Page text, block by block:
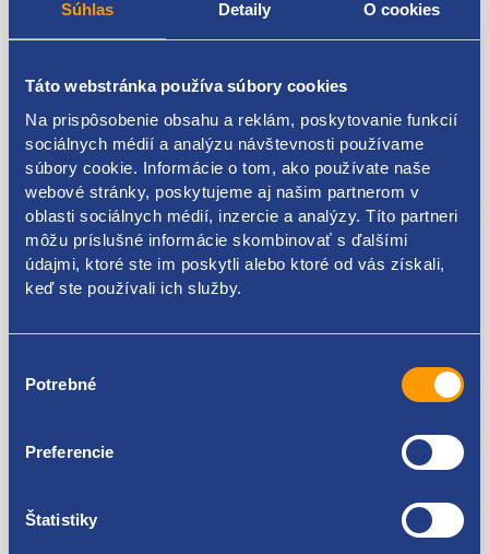
Súhlas Detaily O cookies
Táto webstránka používa súbory cookies
Na prispôsobenie obsahu a reklám, poskytovanie funkcií
sociálnych médií a analýzu návštevnosti používame
súbory cookie. Informácie o tom, ako používate naše
webové stránky, poskytujeme aj našim partnerom v
oblasti sociálnych médií, inzercie a analýzy. Títo partneri
môžu príslušné informácie skombinovať s ďalšími
údajmi, ktoré ste im poskytli alebo ktoré od vás získali,
keď ste používali ich služby.
súhlasu
Potrebné
Preferencie
Štatistiky
Rozvodový remeň
výrobca: GATES
kód motora: E7J
počet zubov: 96
Šírka [mm]: 17
originálne číslo RENAULT: 7700273279, 7700273611,
7700273650, 7700273280, 7701472725, 8200537021
Kódy produktov
7700273279 7700273611 7700273650 7700273280